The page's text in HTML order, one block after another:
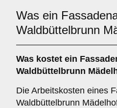
Was ein
Waldbüttelbrunn
Was kostet ein
Waldbüttelbrunn
Die Arbeitskosten eines
Waldbüttelbrunn